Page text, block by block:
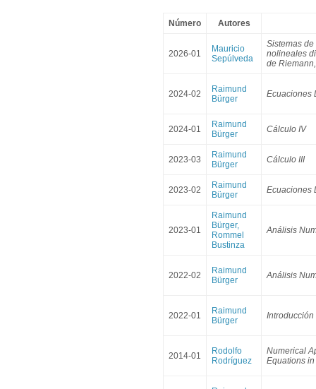
Número Autores
2026-01
Mauricio
Sepúlveda
Sistemas
nolineales
de
2024-02
Raimund
Bürger
Ecuaciones
2024-01
Raimund
Bürger
Cálculo IV
2023-03
Raimund
Bürger
Cálculo III
2023-02
Raimund
Bürger
Ecuaciones
2023-01
Raimund
Bürger,
Rommel
Bustinza
Análisis
2022-02
Raimund
Bürger
Análisis
2022-01
Raimund
Bürger
2014-01
Rodolfo
Rodríguez
Numerical
Equations